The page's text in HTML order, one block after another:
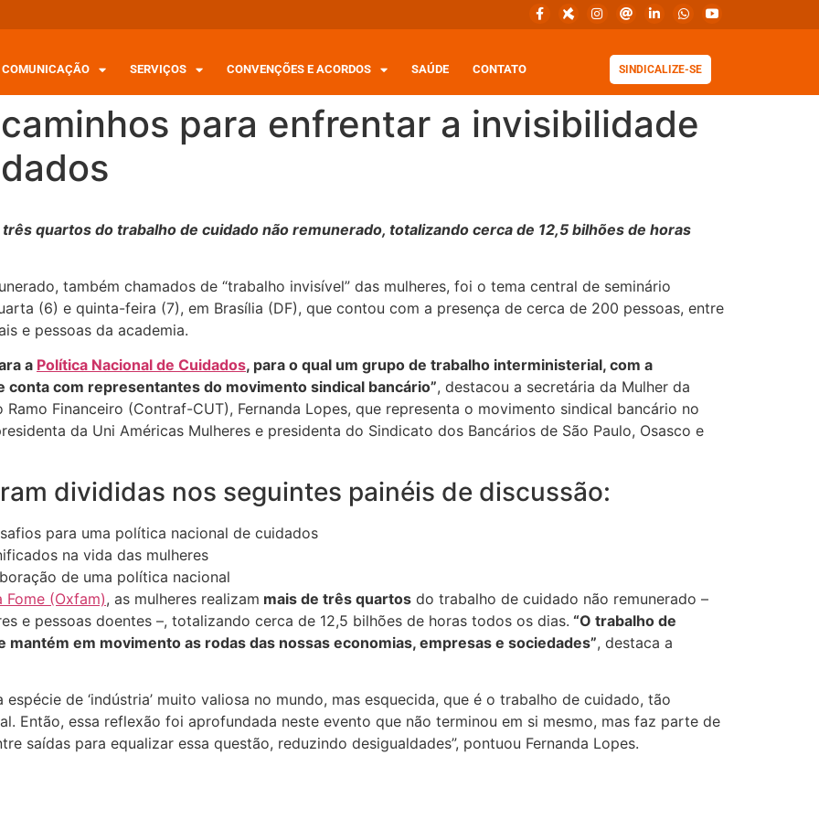
COMUNICAÇÃO SERVIÇOS CONVENÇÕES E ACORDOS SAÚDE CONTATO SINDICALIZE-SE
para enfrentar a invisibilidade
quartos do trabalho de cuidado não remunerado, totalizando cerca de 12,5 bilhões de horas
também chamados de “trabalho invisível” das mulheres, foi o tema central de seminário
(6) e quinta-feira (7), em Brasília (DF), que contou com a presença de cerca de 200 pessoas, entre
e pessoas da academia.
a Política Nacional de Cuidados, para o qual um grupo de trabalho interministerial, com a
conta com representantes do movimento sindical bancário”, destacou a secretária da Mulher da
Financeiro (Contraf-CUT), Fernanda Lopes, que representa o movimento sindical bancário no
da Uni Américas Mulheres e presidenta do Sindicato dos Bancários de São Paulo, Osasco e
divididas nos seguintes painéis de discussão:
para uma política nacional de cuidados
na vida das mulheres
de uma política nacional
(Oxfam), as mulheres realizam mais de três quartos do trabalho de cuidado não remunerado –
e pessoas doentes –, totalizando cerca de 12,5 bilhões de horas todos os dias. “O trabalho de
mantém em movimento as rodas das nossas economias, empresas e sociedades”, destaca a
de ‘indústria’ muito valiosa no mundo, mas esquecida, que é o trabalho de cuidado, tão
Então, essa reflexão foi aprofundada neste evento que não terminou em si mesmo, mas faz parte de
saídas para equalizar essa questão, reduzindo desigualdades”, pontuou Fernanda Lopes.